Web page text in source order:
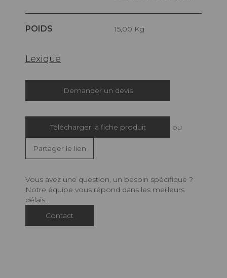
POIDS 15,00 Kg
Lexique
Demander un devis
Télécharger la fiche produit ou
Partager le lien
Vous avez une question, un besoin spécifique ?
Notre équipe vous répond dans les meilleurs
délais.
Contact